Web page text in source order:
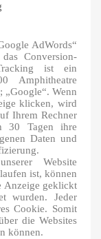
AdWords“
Conversion-
ist ein
Amphitheatre
Wenn
klicken, wird
Ihrem Rechner
30 Tagen ihre
Daten und
Website
ist, können
Anzeige geklickt
wurden. Jeder
Cookie. Somit
die Websites
können.